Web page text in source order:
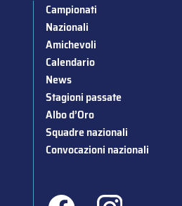
Campionati
Nazionali
Amichevoli
Calendario
News
Stagioni passate
Albo d’Oro
Squadre nazionali
Convocazioni nazionali